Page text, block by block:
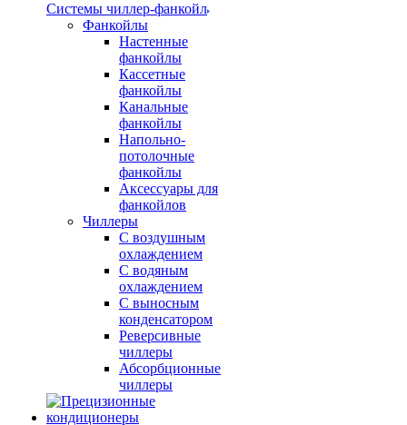
Системы чиллер-фанкойл
Фанкойлы
Настенные
фанкойлы
Кассетные
фанкойлы
Канальные
фанкойлы
Напольно-
потолочные
фанкойлы
Аксессуары для
фанкойлов
Чиллеры
С воздушным
охлаждением
С водяным
охлаждением
С выносным
конденсатором
Реверсивные
чиллеры
Абсорбционные
чиллеры